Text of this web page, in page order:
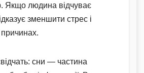
Якщо людина відчуває
зменшити стрес і
причинах.
сни — частина